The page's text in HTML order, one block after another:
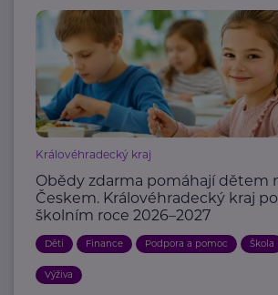
Královéhradecký kraj
Obědy zdarma pomáhají dětem
Českem. Královéhradecký kraj
školním roce 2026–2027
Děti Finance Podpora a pomoc Škola
Výživa